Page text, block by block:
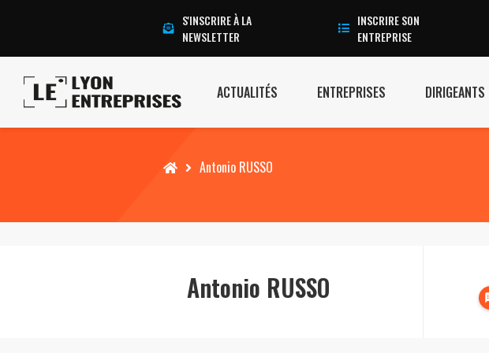
S'INSCRIRE À LA
NEWSLETTER
INSCRIRE SON
ENTREPRISE
ACTUALITÉS ENTREPRISES DIRIGEANTS
Accueil Antonio RUSSO
Antonio RUSSO